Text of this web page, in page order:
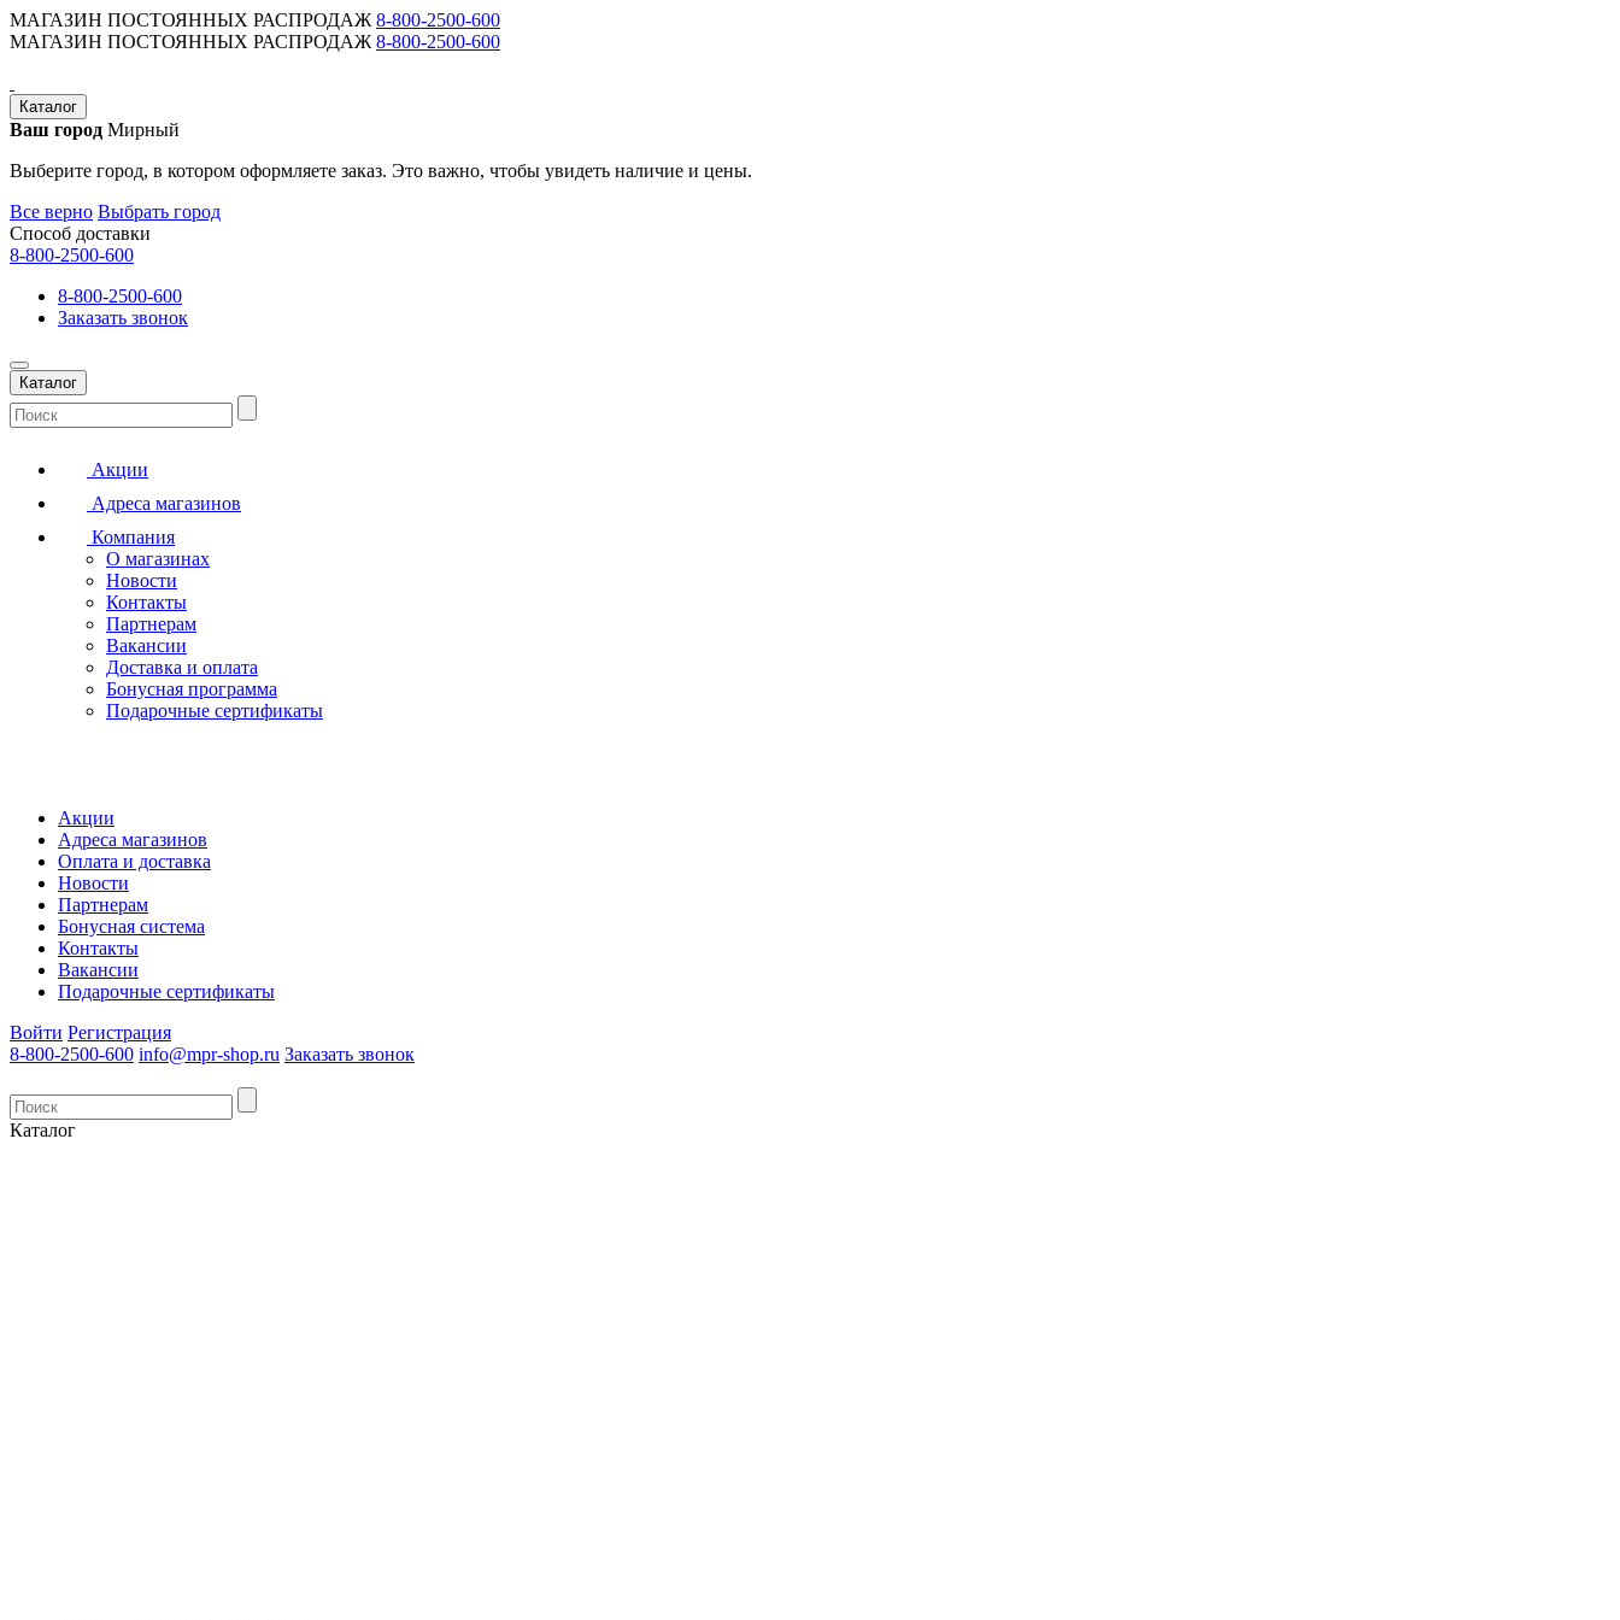
МАГАЗИН ПОСТОЯННЫХ РАСПРОДАЖ 8-800-2500-600
МАГАЗИН ПОСТОЯННЫХ РАСПРОДАЖ 8-800-2500-600
Каталог
Ваш город Мирный
Выберите город, в котором оформляете заказ. Это важно, чтобы увидеть наличие и цены.
Все верно Выбрать город
Способ доставки
8-800-2500-600
8-800-2500-600
Заказать звонок
Каталог
Акции
Адреса магазинов
Компания
О магазинах
Новости
Контакты
Партнерам
Вакансии
Доставка и оплата
Бонусная программа
Подарочные сертификаты
Акции
Адреса магазинов
Оплата и доставка
Новости
Партнерам
Бонусная система
Контакты
Вакансии
Подарочные сертификаты
Войти Регистрация
8-800-2500-600 info@mpr-shop.ru Заказать звонок
Каталог